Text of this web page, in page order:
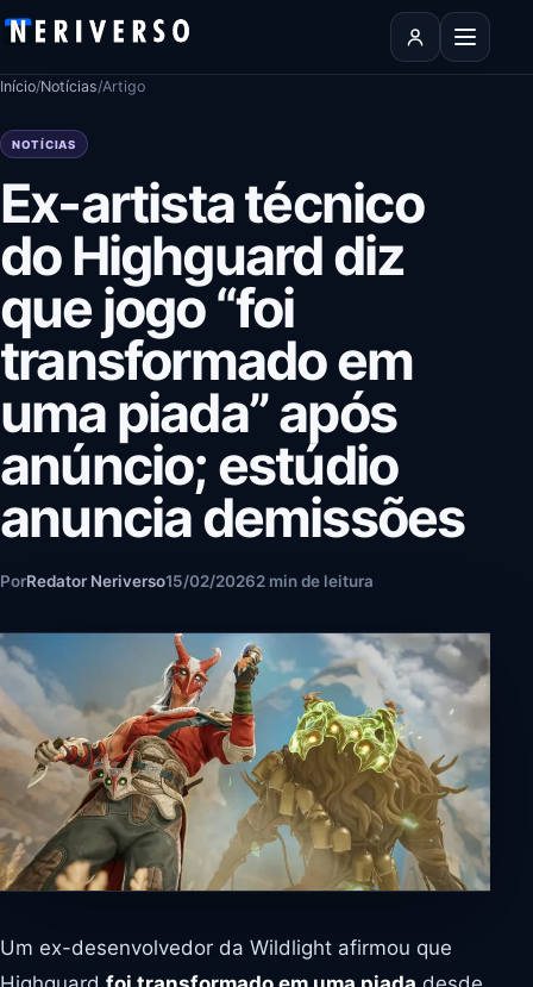
Pular para o conteúdo
Abrir
Início/Notícias/Artigo
NOTÍCIAS
Ex-artista técnico
do Highguard diz
que jogo “foi
transformado em
uma piada” após
anúncio; estúdio
anuncia demissões
PorRedator Neriverso15/02/20262 min de leitura
Um ex-desenvolvedor da Wildlight afirmou que